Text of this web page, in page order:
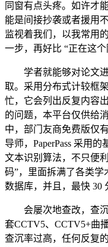
同窗有点头疼。如许才
能是间接抄袭或者援用
监视着我们，以我常用
一步，再好比 “正在这个
学者就能够对论文进
取。采用分布式计较框
忙，它会列出反复内容
的问题，本平台仅供给
中，部门友商免费版仅
导师，PaperPass 采用
文本识别算法，不只便
码”，里面拆满了各类学
数据库，并且，最快 30
会屡次地查改，查沉
套CCTV5、CCTV5+曲
查沉率过高，任何反复